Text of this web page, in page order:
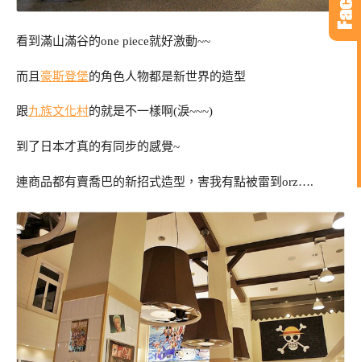
看到滿山滿谷的one piece就好激動~~
而且 豪斯登堡的角色人物都是新世界的造型
跟九族文化村的就是不一樣啊(淚~~~)
到了日本才真的有同步的感覺~
連商品都有賣喬巴的新招式造型，害我有點被雷到orz….